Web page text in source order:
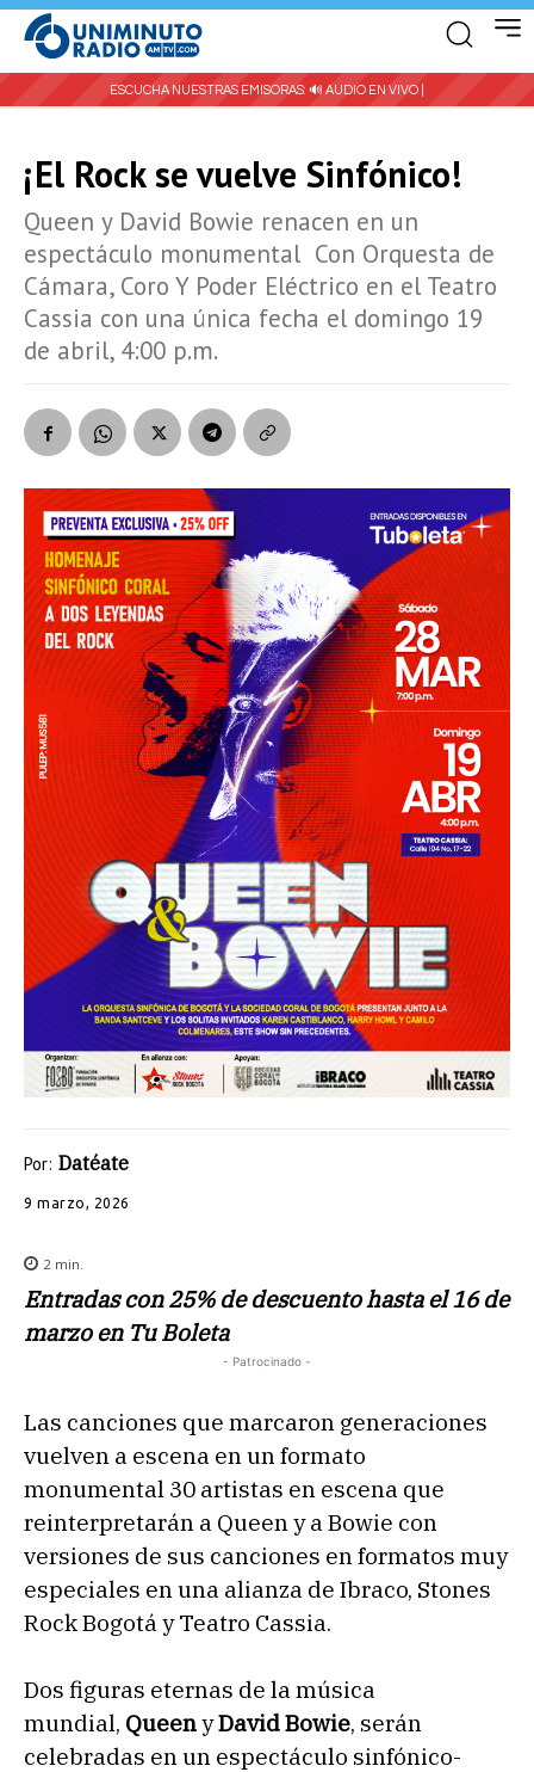
ESCUCHA NUESTRAS EMISORAS: 🔊 AUDIO EN VIVO |
¡El Rock se vuelve Sinfónico!
Queen y David Bowie renacen en un
espectáculo monumental Con Orquesta de
Cámara, Coro Y Poder Eléctrico en el Teatro
Cassia con una única fecha el domingo 19
de abril, 4:00 p.m.
Por: Datéate
9 marzo, 2026
2 min.
Entradas con 25% de descuento hasta el 16 de
marzo en Tu Boleta
- Patrocinado -
Las canciones que marcaron generaciones
vuelven a escena en un formato
monumental 30 artistas en escena que
reinterpretarán a Queen y a Bowie con
versiones de sus canciones en formatos muy
especiales en una alianza de Ibraco, Stones
Rock Bogotá y Teatro Cassia.
Dos figuras eternas de la música
mundial, QueenyDavid Bowie, serán
celebradas en un espectáculo sinfónico-